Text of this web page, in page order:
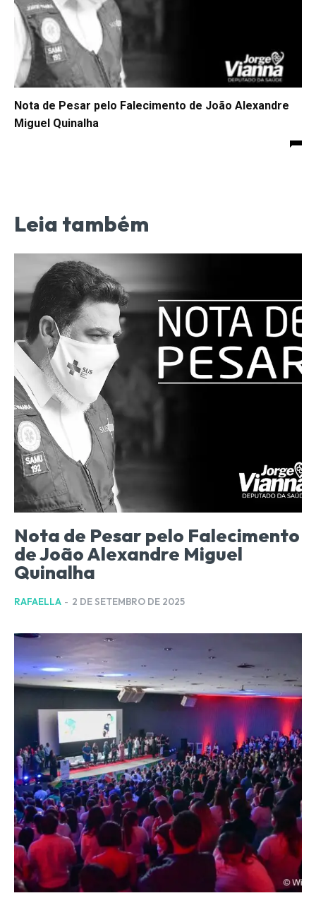
Nota de Pesar pelo Falecimento de João Alexandre
Miguel Quinalha
Leia também
Nota de Pesar pelo Falecimento
de João Alexandre Miguel
Quinalha
RAFAELLA - 2 DE SETEMBRO DE 2025